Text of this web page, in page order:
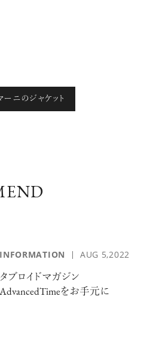
ニのジャケット
INFORMATION AUG 5,2022
タブロイドマガジン
AdvancedTimeをお手元に